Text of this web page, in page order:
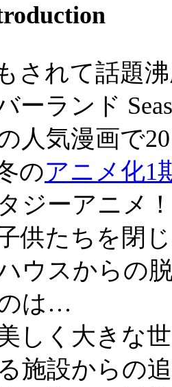
されて話題
ーランド
人気漫画で
のアニメ化1
ジーアニメ！
供たちを閉
ウスからの
は…
しく大きな
施設からの